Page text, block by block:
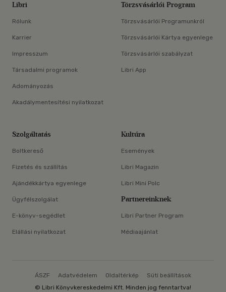
Libri
Rólunk
Karrier
Impresszum
Társadalmi programok
Adományozás
Akadálymentesítési nyilatkozat
Törzsvásárlói Program
Törzsvásárlói Programunkról
Törzsvásárlói Kártya egyenlege
Törzsvásárlói szabályzat
Libri App
Szolgáltatás
Boltkereső
Fizetés és szállítás
Ajándékkártya egyenlege
Ügyfélszolgálat
E-könyv-segédlet
Elállási nyilatkozat
Kultúra
Események
Libri Magazin
Libri Mini Polc
Partnereinknek
Libri Partner Program
Médiaajánlat
ÁSZF Adatvédelem Oldaltérkép
Süti beállítások
© Libri Könyvkereskedelmi Kft. Minden jog fenntartva!